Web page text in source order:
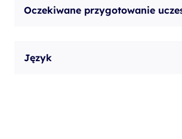
Oczekiwane przygotowanie
Język